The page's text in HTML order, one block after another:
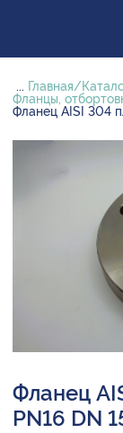
... Главная
Фланцы,
Фланец AISI 304
Фланец
PN16 DN